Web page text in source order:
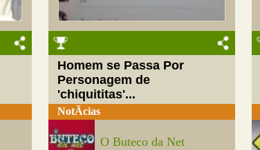
Homem se Passa Por
Personagem de
'chiquititas'...
NotÃ­cias
O Buteco da Net